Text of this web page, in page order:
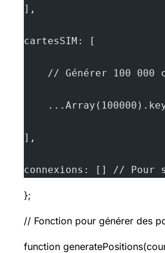
],
cartesSIM: [
// Générer 100 000
],
connexions: [] // Pour
};
// Fonction pour générer des
function